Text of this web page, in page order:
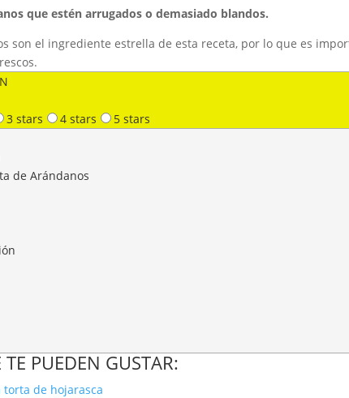
que estén arrugados o demasiado blandos.
son el ingrediente estrella de esta receta, por lo que es
3 stars 4 stars 5 stars
de Arándanos
TE PUEDEN GUSTAR: